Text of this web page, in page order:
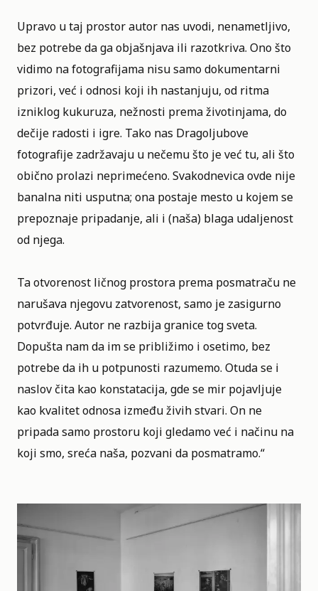
Upravo u taj prostor autor nas uvodi, nenametljivo,
bez potrebe da ga objašnjava ili razotkriva. Ono što
vidimo na fotografijama nisu samo dokumentarni
prizori, već i odnosi koji ih nastanjuju, od ritma
izniklog kukuruza, nežnosti prema životinjama, do
dečije radosti i igre. Tako nas Dragoljubove
fotografije zadržavaju u nečemu što je već tu, ali što
obično prolazi neprimećeno. Svakodnevica ovde nije
banalna niti usputna; ona postaje mesto u kojem se
prepoznaje pripadanje, ali i (naša) blaga udaljenost
od njega.
Ta otvorenost ličnog prostora prema posmatraču ne
narušava njegovu zatvorenost, samo je zasigurno
potvrđuje. Autor ne razbija granice tog sveta.
Dopušta nam da im se približimo i osetimo, bez
potrebe da ih u potpunosti razumemo. Otuda se i
naslov čita kao konstatacija, gde se mir pojavljuje
kao kvalitet odnosa između živih stvari. On ne
pripada samo prostoru koji gledamo već i načinu na
koji smo, sreća naša, pozvani da posmatramo.“